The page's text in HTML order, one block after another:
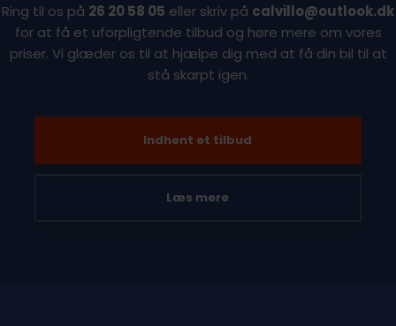
Ring til os på 26 20 58 05 eller skriv på calvillo@outlook.dk
for at få et uforpligtende tilbud og høre mere om vores
priser. Vi glæder os til at hjælpe dig med at få din bil til at
stå skarpt igen.
Indhent et tilbud
Læs mere